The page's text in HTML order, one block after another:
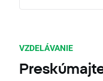
VZDELÁVANIE